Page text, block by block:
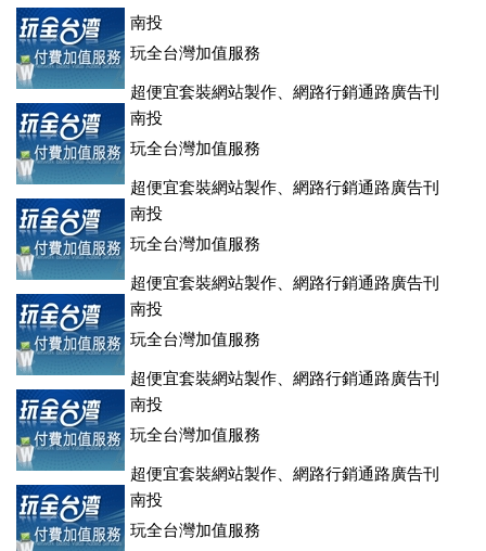
南投
玩全台灣加值服務
超便宜套裝網站製作、網路行銷通路廣告刊
登、訂房系統、客房委託旅行社銷售，全面優惠中....
南投
玩全台灣加值服務
超便宜套裝網站製作、網路行銷通路廣告刊
登、訂房系統、客房委託旅行社銷售，全面優惠中....
南投
玩全台灣加值服務
超便宜套裝網站製作、網路行銷通路廣告刊
登、訂房系統、客房委託旅行社銷售，全面優惠中....
南投
玩全台灣加值服務
超便宜套裝網站製作、網路行銷通路廣告刊
登、訂房系統、客房委託旅行社銷售，全面優惠中....
南投
玩全台灣加值服務
超便宜套裝網站製作、網路行銷通路廣告刊
登、訂房系統、客房委託旅行社銷售，全面優惠中....
南投
玩全台灣加值服務